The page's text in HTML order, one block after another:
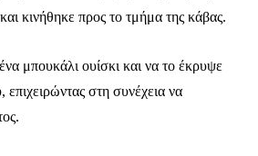
κινήθηκε προς το τμήμα της κάβας.
μπουκάλι ουίσκι και να το έκρυψε
στη συνέχεια να